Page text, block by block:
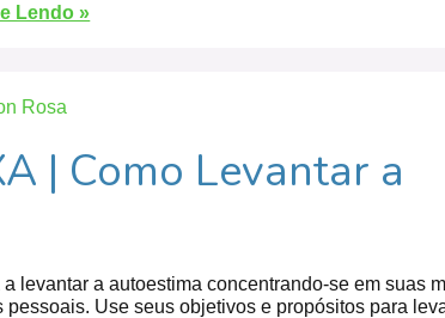
Lendo »
Rosa
| Como Levantar a
levantar a autoestima concentrando-se em suas
pessoais. Use seus objetivos e propósitos para